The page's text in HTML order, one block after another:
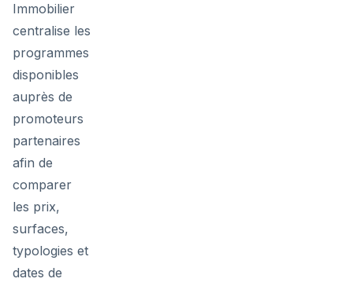
Immobilier
centralise les
programmes
disponibles
auprès de
promoteurs
partenaires
afin de
comparer
les prix,
surfaces,
typologies et
dates de